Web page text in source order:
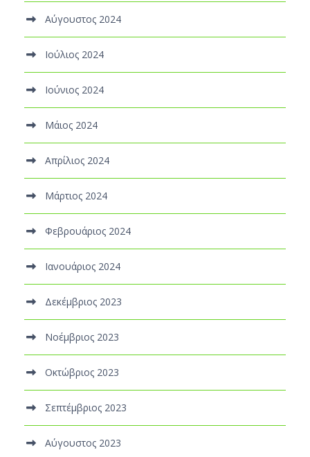
Αύγουστος 2024
Ιούλιος 2024
Ιούνιος 2024
Μάιος 2024
Απρίλιος 2024
Μάρτιος 2024
Φεβρουάριος 2024
Ιανουάριος 2024
Δεκέμβριος 2023
Νοέμβριος 2023
Οκτώβριος 2023
Σεπτέμβριος 2023
Αύγουστος 2023